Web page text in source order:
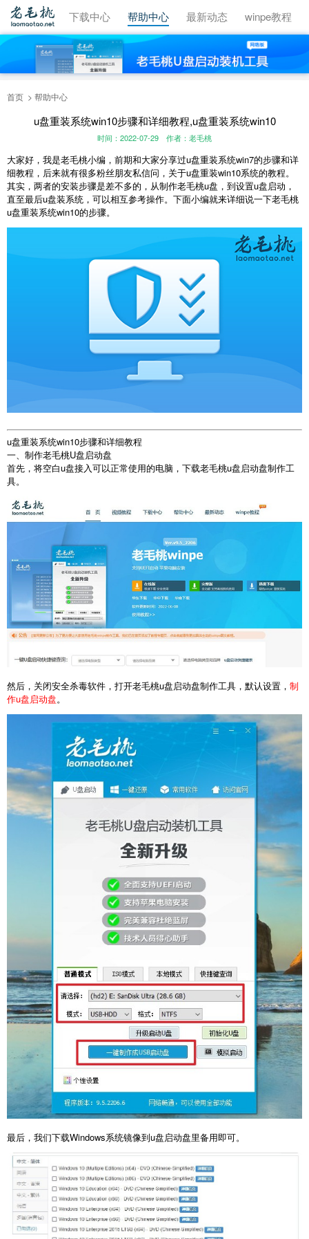
视频教程 下载中心 帮助中心 最新动态 winpe教程
首页 帮助中心
u盘重装系统win10步骤和详细教程,u盘重装系统win10
时间：2022-07-29 作者：老毛桃
大家好，我是老毛桃小编，前期和大家分享过u盘重装系统win7的步骤和详
细教程，后来就有很多粉丝朋友私信问，关于u盘重装win10系统的教程。
其实，两者的安装步骤是差不多的，从制作老毛桃u盘，到设置u盘启动，
直至最后u盘装系统，可以相互参考操作。下面小编就来详细说一下老毛桃
u盘重装系统win10的步骤。
u盘重装系统win10步骤和详细教程
一、制作老毛桃U盘启动盘
首先，将空白u盘接入可以正常使用的电脑，下载老毛桃u盘启动盘制作工
具。
然后，关闭安全杀毒软件，打开老毛桃u盘启动盘制作工具，默认设置， 制
作u盘启动盘。
最后，我们下载Windows系统镜像到u盘启动盘里备用即可。